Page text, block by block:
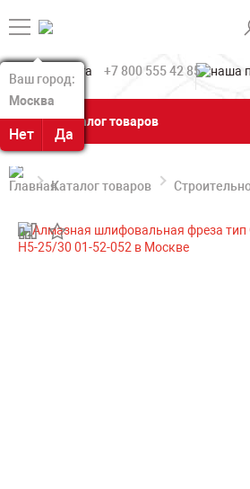
Ваш город:
Москва
Нет Да
Ваш город:
Москва
Нет Да
+7 800 555 42 85
Каталог товаров
Каталог товаров